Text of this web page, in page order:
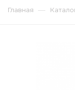
Главная —